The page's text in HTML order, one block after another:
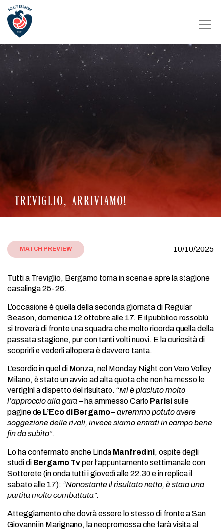
TREVIGLIO, ARRIVIAMO!
MATCH PREVIEW 10/10/2025
Tutti a Treviglio, Bergamo torna in scena e apre la stagione
casalinga 25-26.
L’occasione è quella della seconda giornata di Regular
Season, domenica 12 ottobre alle 17. E il pubblico rossoblù
si troverà di fronte una squadra che molto ricorda quella della
passata stagione, pur con tanti volti nuovi. E la curiosità di
scoprirli e vederli all’opera è davvero tanta.
L’esordio in quel di Monza, nel Monday Night con Vero Volley
Milano, è stato un avvio ad alta quota che non ha messo le
vertigini a dispetto del risultato. “Mi è piaciuto molto
l’approccio alla gara– ha ammesso Carlo Parisisulle
pagine de L’Eco di Bergamo–avremmo potuto avere
soggezione delle rivali, invece siamo entrati in campo bene
fin da subito”.
Lo ha confermato anche Linda Manfredini, ospite degli
studi di Bergamo Tvper l’appuntamento settimanale con
Sottorete (in onda tutti i giovedì alle 22.30 e in replica il
sabato alle 17): “Nonostante il risultato netto, è stata una
partita molto combattuta”.
Atteggiamento che dovrà essere lo stesso di fronte a San
Giovanni in Marignano, la neopromossa che farà visita al